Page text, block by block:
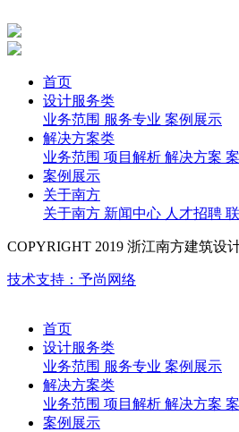
首页
设计服务类
业务范围 服务专业 案例展示
解决方案类
业务范围 项目解析 解决方案
案例展示
关于南方
关于南方 新闻中心 人才招聘
COPYRIGHT 2019 浙江南方建筑设
技术支持：予尚网络
首页
设计服务类
业务范围 服务专业 案例展示
解决方案类
业务范围 项目解析 解决方案
案例展示